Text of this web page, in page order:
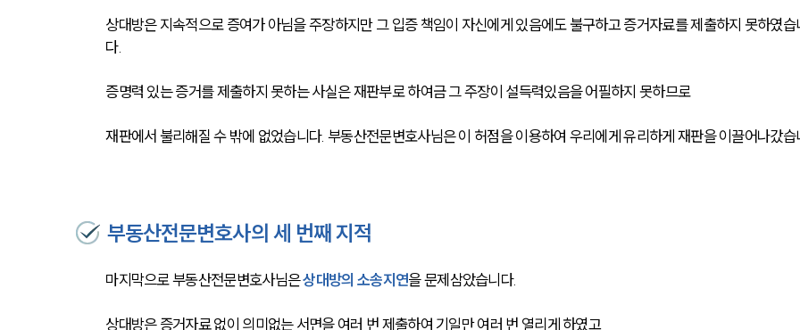
상대방은 지속적으로 증여가 아님을 주장하지만 그 입증 책임이 자신에게 있음에도 불구하고 증거자료를 제출하지 못하였습
다.
증명력 있는 증거를 제출하지 못하는 사실은 재판부로 하여금 그 주장이 설득력있음을 어필하지 못하므로
재판에서 불리해질 수 밖에 없었습니다. 부동산전문변호사님은 이 허점을 이용하여 우리에게 유리하게 재판을 이끌어나갔습
부동산전문변호사의 세 번째 지적
마지막으로 부동산전문변호사님은 상대방의 소송지연을 문제삼았습니다.
상대방은 증거자료 없이 의미없는 서면을 여러 번 제출하여 기일만 여러 번 열리게 하였고